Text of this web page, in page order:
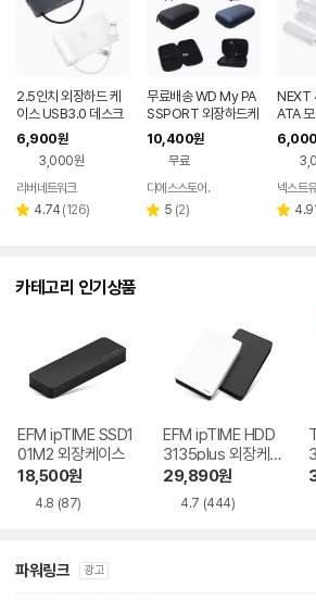
2.5인치 외장하드 케
이스 USB3.0 데스크
탑 노트북 HDD SSD
케이스 파우치
6,900원
3,000원
페이
리버네트워크
별 4.74 리
(126)
무료배송 WD My PA
SSPORT 외장하드케
이스 파우치 마이 패스
포트
10,400원
무료
디에스스토어.
별 5 리
(2)
NEXT
ATA
3.0 외
6,000
넥스트
별 4.91
카테고리 인기상품
EFM ipTIME SSD1
01M2 외장케이스
18,500원
4.8 (87)
EFM ipTIME HDD
3135plus 외장케
이스
29,890원
4.7 (444)
파워링크 광고